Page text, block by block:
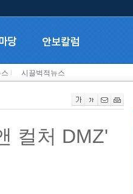
시끌벅적뉴스
컬처 DMZ'